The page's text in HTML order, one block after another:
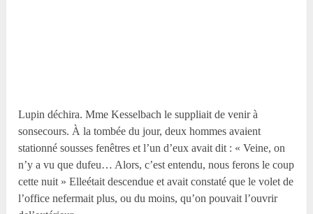
Lupin déchira. Mme Kesselbach le suppliait de venir à
sonsecours. À la tombée du jour, deux hommes avaient
stationné sousses fenêtres et l’un d’eux avait dit : « Veine, on
n’y a vu que dufeu… Alors, c’est entendu, nous ferons le coup
cette nuit » Elleétait descendue et avait constaté que le volet de
l’office nefermait plus, ou du moins, qu’on pouvait l’ouvrir